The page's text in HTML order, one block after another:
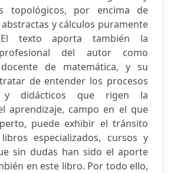
topológicos, por encima de
y cálculos puramente
El texto aporta también la
del autor como
de matemática, y su
de entender los procesos
y didácticos que rigen la
aprendizaje, campo en el que
puede exhibir el tránsito
especializados, cursos y
sin dudas han sido el aporte
en este libro. Por todo ello,